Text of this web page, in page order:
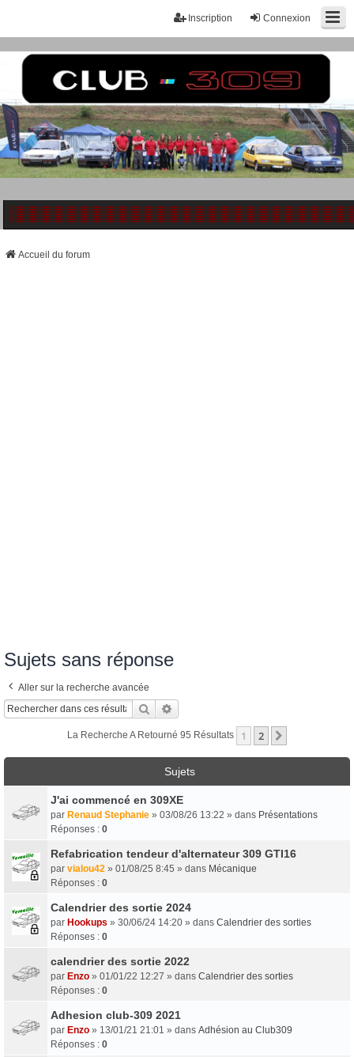
Connexion
Inscription
Accueil du forum
Sujets sans réponse
Aller sur la recherche avancée
Rechercher
La Recherche A Retourné 95 Résultats 1 2
Sujets
J'ai commencé en 309XE
par Renaud Stephanie » 03/08/26 13:22 » dans Présentations
Réponses : 0
Refabrication tendeur d'alternateur 309 GTI16
par vialou42 » 01/08/25 8:45 » dans Mécanique
Réponses : 0
Calendrier des sortie 2024
par Hookups » 30/06/24 14:20 » dans Calendrier des sorties
Réponses : 0
calendrier des sortie 2022
par Enzo » 01/01/22 12:27 » dans Calendrier des sorties
Réponses : 0
Adhesion club-309 2021
par Enzo » 13/01/21 21:01 » dans Adhésion au Club309
Réponses : 0